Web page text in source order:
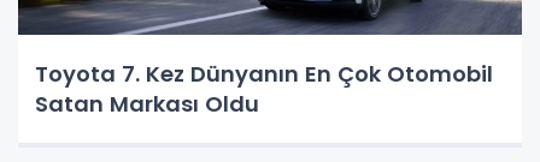
Toyota 7. Kez Dünyanın En Çok Otomobil
Satan Markası Oldu